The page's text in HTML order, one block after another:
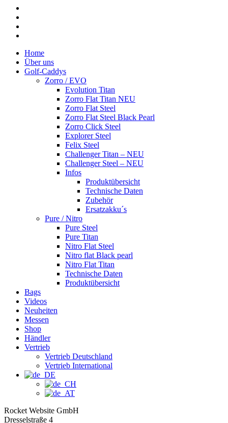
Close
Menu
Home
Über uns
Golf-Caddys
Zorro / EVO
Evolution Titan
Zorro Flat Titan NEU
Zorro Flat Steel
Zorro Flat Steel Black Pearl
Zorro Click Steel
Explorer Steel
Felix Steel
Challenger Titan – NEU
Challenger Steel – NEU
Infos
Produktübersicht
Technische Daten
Zubehör
Ersatzakku´s
Pure / Nitro
Pure Steel
Pure Titan
Nitro Flat Steel
Nitro flat Black pearl
Nitro Flat Titan
Technische Daten
Produktübersicht
Bags
Videos
Neuheiten
Messen
Shop
Händler
Vertrieb
Vertrieb Deutschland
Vertrieb International
Rocket Website GmbH
Dresselstraße 4